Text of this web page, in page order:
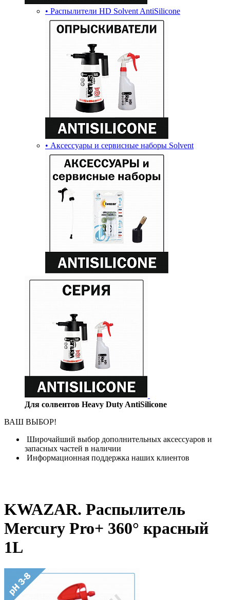
• Распылители HD Solvent AntiSilicone
• Аксессуары и сервисные наборы Solvent
Для солвентов Heavy Duty AntiSilicone
ВАШ ВЫБОР!
Широчайший выбор дополнительных аксессуаров и
запасных частей в наличии
Информационная поддержка наших клиентов
KWAZAR. Распылитель
Mercury Pro+ 360° красный
1L